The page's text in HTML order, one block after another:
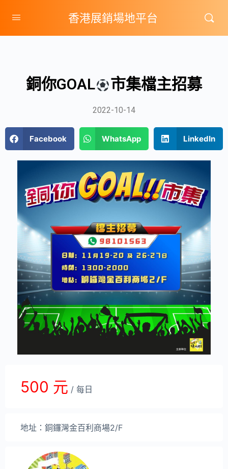
香港展銷場地平台
銅你GOAL 市集檔主招募
2022-10-14
Facebook WhatsApp LinkedIn
500 元 / 每日
地址：銅鑼灣金百利商場2/F